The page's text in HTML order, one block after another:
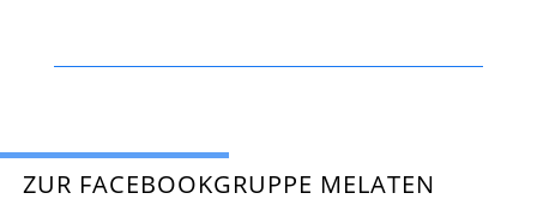
ZUR FACEBOOKGRUPPE MELATEN